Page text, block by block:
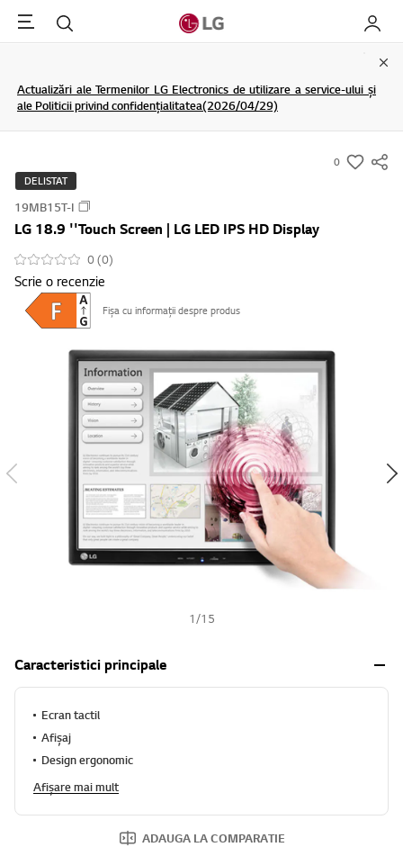
Menu Cautare My LG
Actualizări ale Termenilor LG Electronics de utilizare a service-ului și
ale Politicii privind confidențialitatea(2026/04/29)
0
s
DELISTAT
19MB15T-I
LG 18.9 ''Touch Screen | LG LED IPS HD Display
0 (0)
Scrie o recenzie
Fișa cu informații despre produs
1 /15
Caracteristici principale
Ecran tactil
Afișaj
Design ergonomic
Afișare mai mult
ADAUGA LA COMPARATIE